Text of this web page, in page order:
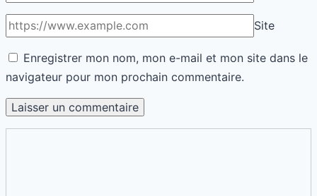
Site
Enregistrer mon nom, mon e-mail et mon site dans le
navigateur pour mon prochain commentaire.